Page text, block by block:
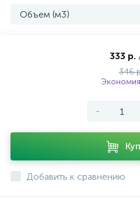
Объем (м3)
333 р.
346
-
Добавить к сравнению